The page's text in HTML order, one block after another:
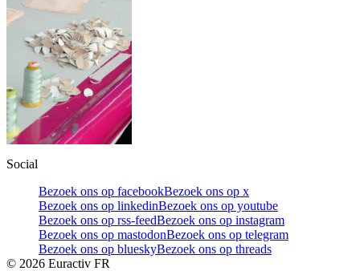
Social
Bezoek ons op facebookBezoek ons op x
Bezoek ons op linkedinBezoek ons op youtube
Bezoek ons op rss-feedBezoek ons op instagram
Bezoek ons op mastodonBezoek ons op telegram
Bezoek ons op blueskyBezoek ons op threads
© 2026 Euractiv FR